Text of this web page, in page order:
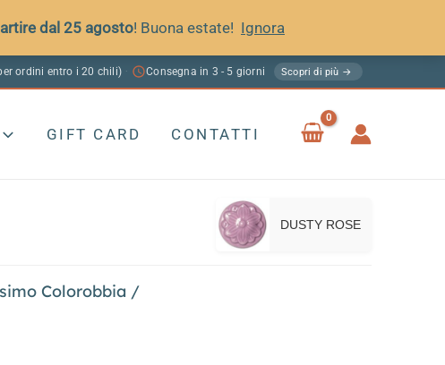
dal 25 agosto! Buona estate! Ignora
ordini entro i 20 chili) · Consegna in 3 - 5 giorni Scopri di più →
GIFT CARD CONTATTI
DUSTY ROSE
Colorobbia /